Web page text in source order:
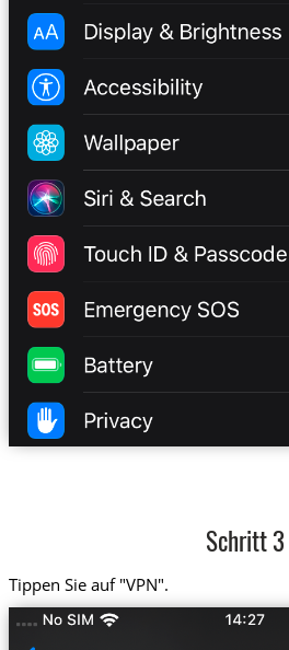
Schritt 3
Tippen Sie auf "VPN".